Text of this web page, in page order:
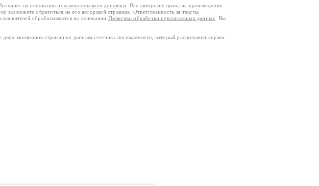
на основаниипользовательского договора
. Все авторские права на произведения
вы можете обратиться на его авторской странице. Ответственность за тексты
обрабатываются на основании Политики обработки персональных данных
. Вы
миллионов страниц по данным счетчика посещаемости, который расположен справа